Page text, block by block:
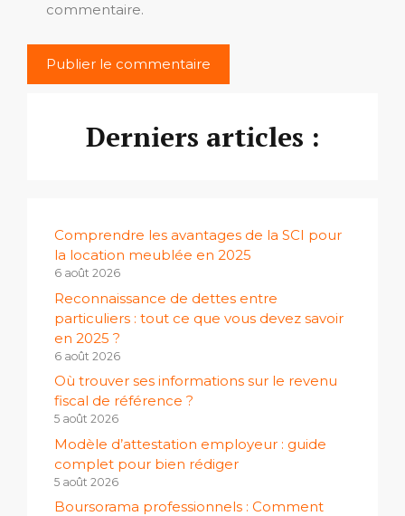
commentaire.
Derniers articles :
Comprendre les avantages de la SCI pour
la location meublée en 2025
6 août 2026
Reconnaissance de dettes entre
particuliers : tout ce que vous devez savoir
en 2025 ?
6 août 2026
Où trouver ses informations sur le revenu
fiscal de référence ?
5 août 2026
Modèle d’attestation employeur : guide
complet pour bien rédiger
5 août 2026
Boursorama professionnels : Comment